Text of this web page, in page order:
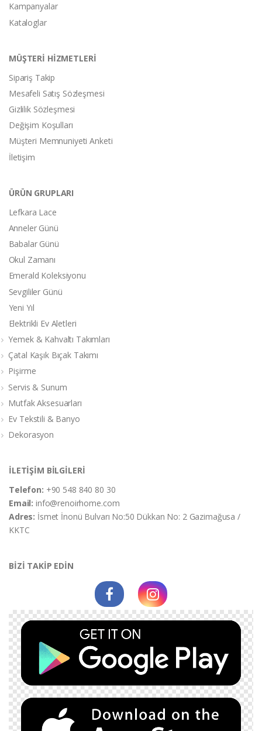
Kampanyalar
Kataloglar
MÜŞTERİ HİZMETLERİ
Sipariş Takip
Mesafeli Satış Sözleşmesi
Gizlilik Sözleşmesi
Değişim Koşulları
Müşteri Memnuniyeti Anketi
İletişim
ÜRÜN GRUPLARI
Lefkara Lace
Anneler Günü
Babalar Günü
Okul Zamanı
Emerald Koleksiyonu
Sevgililer Günü
Yeni Yıl
Elektrikli Ev Aletleri
Yemek & Kahvaltı Takımları
Çatal Kaşık Bıçak Takımı
Pişirme
Servis & Sunum
Mutfak Aksesuarları
Ev Tekstili & Banyo
Dekorasyon
İLETİŞİM BİLGİLERİ
Telefon: +90 548 840 80 30
Email:info@renoirhome.com
Adres: İsmet İnonü Bulvarı No:50 Dükkan No: 2 Gazimağusa /
KKTC
BİZİ TAKİP EDİN